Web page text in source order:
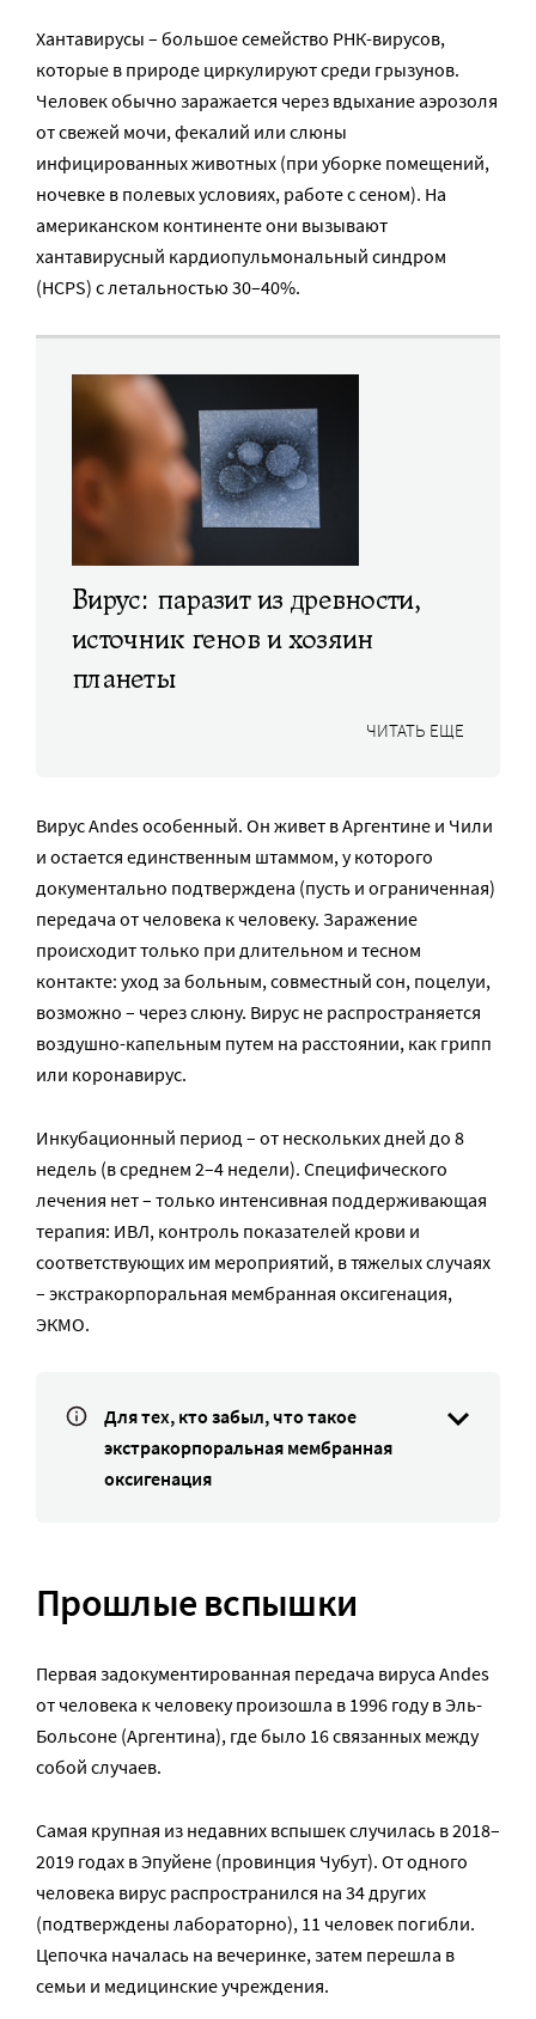
Хантавирусы – большое семейство РНК-вирусов,
которые в природе циркулируют среди грызунов.
Человек обычно заражается через вдыхание аэрозоля
от свежей мочи, фекалий или слюны
инфицированных животных (при уборке помещений,
ночевке в полевых условиях, работе с сеном). На
американском континенте они вызывают
хантавирусный кардиопульмональный синдром
(HCPS) с летальностью 30–40%.
Вирус: паразит из древности,
источник генов и хозяин
планеты
ЧИТАТЬ ЕЩЕ
Вирус Andes особенный. Он живет в Аргентине и Чили
и остается единственным штаммом, у которого
документально подтверждена (пусть и ограниченная)
передача от человека к человеку. Заражение
происходит только при длительном и тесном
контакте: уход за больным, совместный сон, поцелуи,
возможно – через слюну. Вирус не распространяется
воздушно-капельным путем на расстоянии, как грипп
или коронавирус.
Инкубационный период – от нескольких дней до 8
недель (в среднем 2–4 недели). Специфического
лечения нет – только интенсивная поддерживающая
терапия: ИВЛ, контроль показателей крови и
соответствующих им мероприятий, в тяжелых случаях
– экстракорпоральная мембранная оксигенация,
ЭКМО.
Для тех, кто забыл, что такое
экстракорпоральная мембранная
оксигенация
Прошлые вспышки
Первая задокументированная передача вируса Andes
от человека к человеку произошла в 1996 году в Эль-
Больсоне (Аргентина), где было 16 связанных между
собой случаев.
Самая крупная из недавних вспышек случилась в 2018–
2019 годах в Эпуйене (провинция Чубут). От одного
человека вирус распространился на 34 других
(подтверждены лабораторно), 11 человек погибли.
Цепочка началась на вечеринке, затем перешла в
семьи и медицинские учреждения.